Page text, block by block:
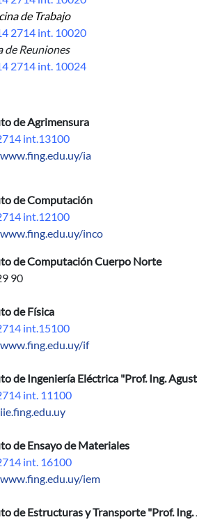
de Trabajo
2714 int. 10020
de Reuniones
2714 int. 10024
de Agrimensura
int.13100
ia
de Computación
int.12100
inco
de Computación Cuerpo Norte
90
de Física
int.15100
if
de Ingeniería Eléctrica "Prof. Ing.
int. 11100
de Ensayo de Materiales
int. 16100
iem
de Estructuras y Transporte "Prof.